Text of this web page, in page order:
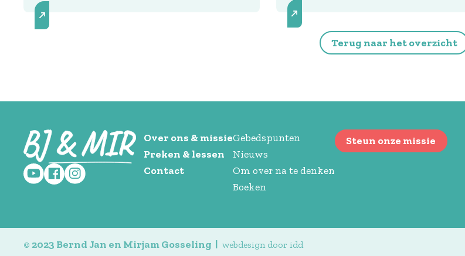
Terug naar het overzicht
Over ons & missie
Preken & lessen
Contact
Gebedspunten
Nieuws
Om over na te denken
Boeken
Steun onze missie
© 2023 Bernd Jan en Mirjam Gosseling | webdesign door idd